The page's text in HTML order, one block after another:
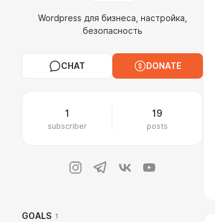
Wordpress для бизнеса, настройка,
безопасность
CHAT DONATE
1
subscriber
19
posts
GOALS 1